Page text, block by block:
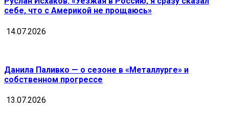
себе, что с Америкой не прощаюсь»
14.07.2026
Данила Паливко — о сезоне в «Металлурге» и
собственном прогрессе
13.07.2026